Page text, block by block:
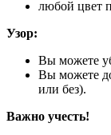
любой цвет
Узор:
Вы можете
Вы можете
или без).
Важно учесть!